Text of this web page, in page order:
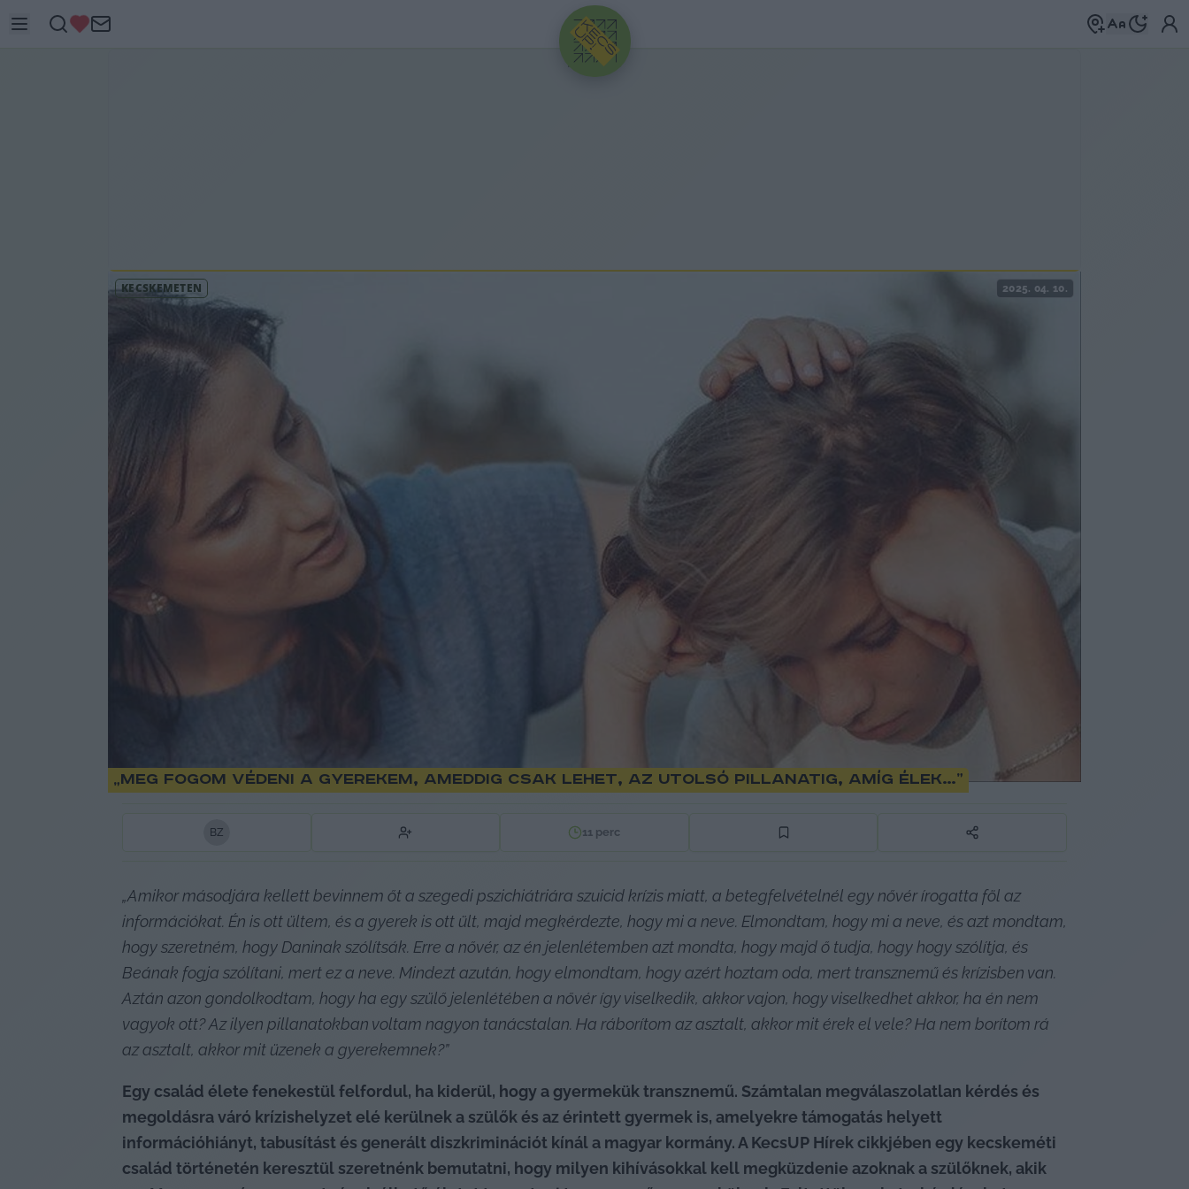
HIRDETÉS
KECSKEMÉTEN 2025. 04. 10.
„Meg fogom védeni a gyerekem, ameddig csak lehet, az utolsó pillanatig, amíg élek…”
BZ 11 perc
„Amikor másodjára kellett bevinnem őt a szegedi pszichiátriára szuicid krízis miatt, a betegfelvételnél egy nővér írogatta föl az
információkat. Én is ott ültem, és a gyerek is ott ült, majd megkérdezte, hogy mi a neve. Elmondtam, hogy mi a neve, és azt mondtam,
hogy szeretném, hogy Daninak szólítsák. Erre a nővér, az én jelenlétemben azt mondta, hogy majd ő tudja, hogy hogy szólítja, és
Beának fogja szólítani, mert ez a neve. Mindezt azután, hogy elmondtam, hogy azért hoztam oda, mert transznemű és krízisben van.
Aztán azon gondolkodtam, hogy ha egy szülő jelenlétében a nővér így viselkedik, akkor vajon, hogy viselkedhet akkor, ha én nem
vagyok ott? Az ilyen pillanatokban voltam nagyon tanácstalan. Ha ráborítom az asztalt, akkor mit érek el vele? Ha nem borítom rá
az asztalt, akkor mit üzenek a gyerekemnek?”
Egy család élete fenekestül felfordul, ha kiderül, hogy a gyermekük transznemű. Számtalan megválaszolatlan kérdés és
megoldásra váró krízishelyzet elé kerülnek a szülők és az érintett gyermek is, amelyekre támogatás helyett
információhiányt, tabusítást és generált diszkriminációt kínál a magyar kormány. A KecsUP Hírek cikkjében egy kecskeméti
család történetén keresztül szeretnénk bemutatni, hogy milyen kihívásokkal kell megküzdenie azoknak a szülőknek, akik